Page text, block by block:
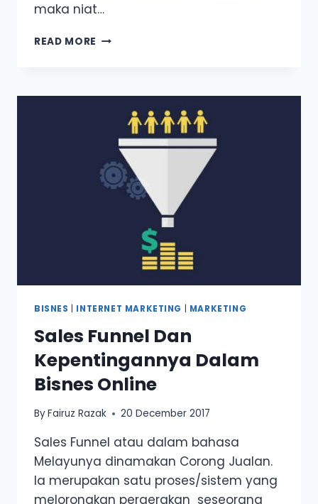
maka niat…
READ MORE BELUM
INI
SEBAB
MENGAPA
ANDA
PERLU
MULAKAN
SEKARANG
BISNES INTERNET MARKETING MARKETING
Sales Funnel Dan
Kepentingannya Dalam
Bisnes Online
ByFairuz Razak 20 December 2017
Sales Funnel atau dalam bahasa
Melayunya dinamakan Corong Jualan.
Ia merupakan satu proses/sistem yang
melorongkan pergerakan seseorang